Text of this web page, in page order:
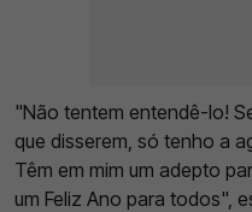
"Não tentem entendê-lo!
que disserem, só tenho a
Têm em mim um adepto
um Feliz Ano para todos",